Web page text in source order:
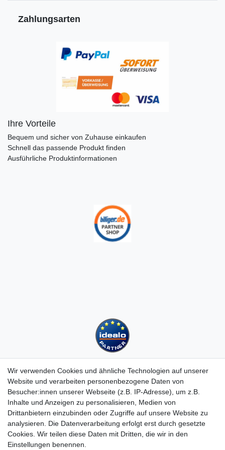
Zahlungsarten
Ihre Vorteile
Bequem und sicher von Zuhause einkaufen
Schnell das passende Produkt finden
Ausführliche Produktinformationen
Kundenservice
Hotline: 07452 - 847 162 0
Kontakt
Anmelden
Registrieren
Wir verwenden Cookies und ähnliche Technologien auf unserer
Website und verarbeiten personenbezogene Daten von
Besucher:innen unserer Webseite (z.B. IP-Adresse), um z.B.
Inhalte und Anzeigen zu personalisieren, Medien von
Drittanbietern einzubinden oder Zugriffe auf unsere Website zu
analysieren. Die Datenverarbeitung erfolgt erst durch gesetzte
Cookies. Wir teilen diese Daten mit Dritten, die wir in den
Einstellungen benennen.